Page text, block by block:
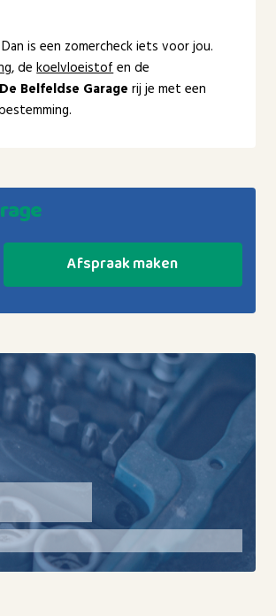
is een zomercheck iets voor jou.
, dekoelvloeistofen de
Belfeldse Garage rij je met een
Afspraak maken